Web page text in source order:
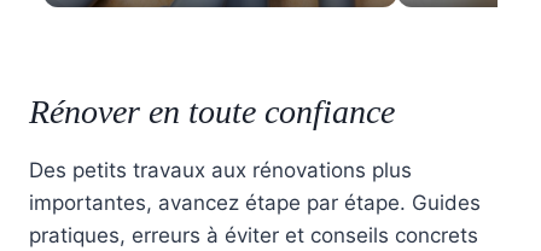
Rénover en toute confiance
Des petits travaux aux rénovations plus
importantes, avancez étape par étape. Guides
pratiques, erreurs à éviter et conseils concrets